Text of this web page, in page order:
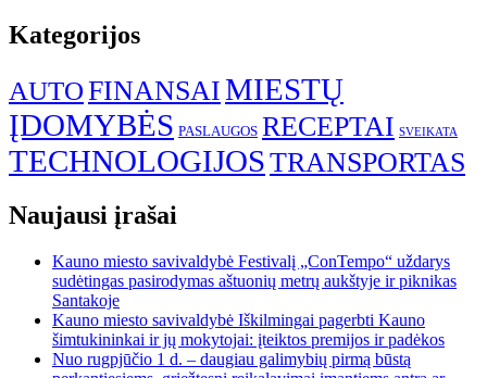
Kategorijos
AUTOFINANSAIMIESTŲ
ĮDOMYBĖS PASLAUGOS RECEPTAI SVEIKATA
TECHNOLOGIJOSTRANSPORTAS
Naujausi įrašai
Kauno miesto savivaldybė Festivalį „ConTempo“ uždarys
sudėtingas pasirodymas aštuonių metrų aukštyje ir piknikas
Santakoje
Kauno miesto savivaldybė Iškilmingai pagerbti Kauno
šimtukininkai ir jų mokytojai: įteiktos premijos ir padėkos
Nuo rugpjūčio 1 d. – daugiau galimybių pirmą būstą